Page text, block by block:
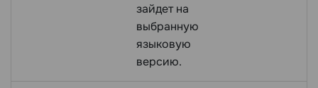
зайдет на
выбранную
языковую
версию.